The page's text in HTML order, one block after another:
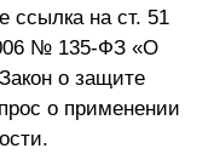
ссылка на ст. 51
№ 135-ФЗ «О
о защите
о применении